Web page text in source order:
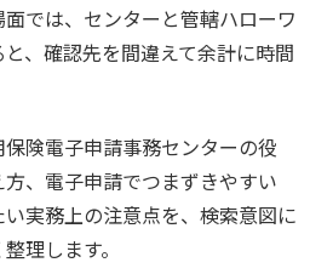
では、センターと管轄ハローワ
、確認先を間違えて余計に時間
険電子申請事務センターの役
、電子申請でつまずきやすい
実務上の注意点を、検索意図に
理します。